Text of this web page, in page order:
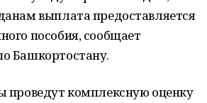
выплата предоставляется
пособия, сообщает
Башкортостану.
проведут комплексную оценку